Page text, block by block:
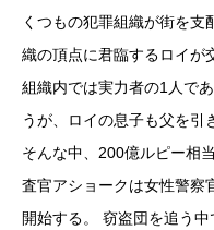
くつもの犯罪組織が街を支
織の頂点に君臨するロイが
組織内では実力者の1人で
うが、ロイの息子も父を引
そんな中、200億ルピー相
査官アショークは女性警
開始する。 窃盗団を追う